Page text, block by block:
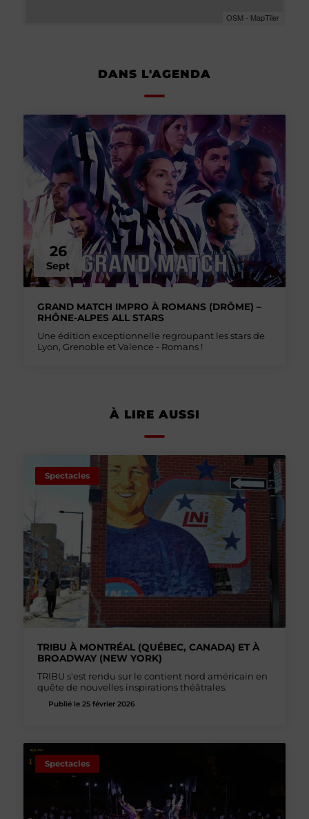
OSM - MapTiler
DANS L'AGENDA
26
Sept
GRAND MATCH IMPRO À ROMANS (DRÔME) –
RHÔNE-ALPES ALL STARS
Une édition exceptionnelle regroupant les stars de
Lyon, Grenoble et Valence - Romans !
À LIRE AUSSI
Spectacles
TRIBU À MONTRÉAL (QUÉBEC, CANADA) ET À
BROADWAY (NEW YORK)
TRIBU s'est rendu sur le contient nord américain en
quête de nouvelles inspirations théâtrales.
Publié le 25 février 2026
Spectacles